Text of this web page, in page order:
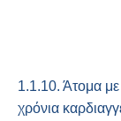
1.1.10. Άτομα με
χρόνια